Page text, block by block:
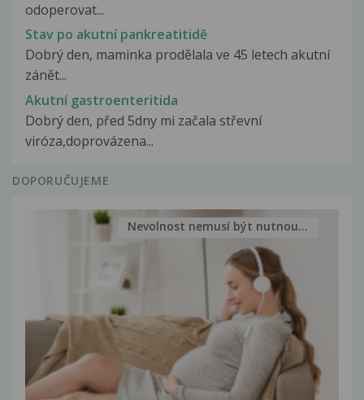
odoperovat...
Stav po akutní pankreatitidě
Dobrý den, maminka prodělala ve 45 letech akutní
zánět...
Akutní gastroenteritida
Dobrý den, před 5dny mi začala střevní
viróza,doprovázena...
DOPORUČUJEME
Nevolnost nemusí být nutnou...